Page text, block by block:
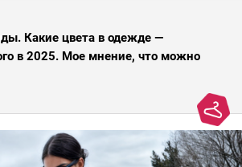
Какие цвета в одежде —
в 2025. Мое мнение, что можно